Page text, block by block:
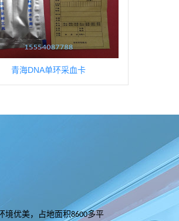
青海DNA单环采血卡
境优美，占地面积8600多平